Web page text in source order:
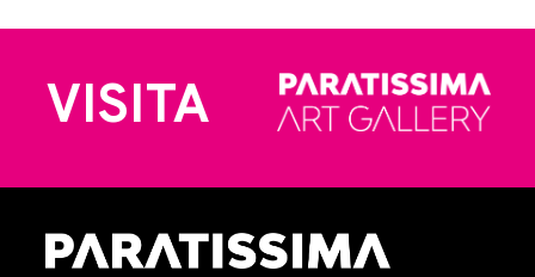
VISITA